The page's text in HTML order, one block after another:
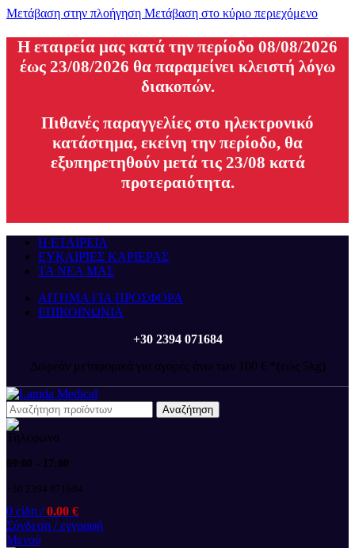
Μετάβαση στην πλοήγηση Μετάβαση στο κύριο περιεχόμενο
H εταιρεία μας κατά την περίοδο 08/08/2026
έως 23/08/2026 θα παραμείνει κλειστή λόγω
διακοπών.
Πιθανές παραγγελίες στο ηλεκτρονικό
κατάστημα, εκείνη την περίοδο, θα
εξυπηρετηθούν μετά τις 23/08 κατά
προτεραιότητα.
Η ΕΤΑΙΡΕΙΑ
ΕΥΚΑΙΡΙΕΣ ΚΑΡΙΕΡΑΣ
ΤΑ ΝΕΑ ΜΑΣ
ΑΙΤΗΜΑ ΓΙΑ ΠΡΟΣΦΟΡΑ
ΕΠΙΚΟΙΝΩΝΙΑ
+30 2394 071684
Δωρεάν μεταφορικά για αγορές άνω των 100 € *(εώς 5kg)
Αναζήτηση
09:00 - 17:00
+30 2394 071684
0 είδη / 0.00 €
Σύνδεση / εγγραφή
Μενού